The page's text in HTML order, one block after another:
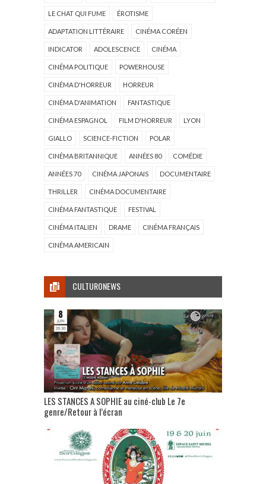
LE CHAT QUI FUME ÉROTISME
ADAPTATION LITTÉRAIRE CINÉMA CORÉEN
INDICATOR ADOLESCENCE CINÉMA
CINÉMA POLITIQUE POWERHOUSE
CINÉMA D'HORREUR HORREUR
CINÉMA D'ANIMATION FANTASTIQUE
CINÉMA ESPAGNOL FILM D'HORREUR LYON
GIALLO SCIENCE-FICTION POLAR
CINÉMA BRITANNIQUE ANNÉES 80 COMÉDIE
ANNÉES 70 CINÉMA JAPONAIS DOCUMENTAIRE
THRILLER CINÉMA DOCUMENTAIRE
CINÉMA FANTASTIQUE FESTIVAL
CINÉMA ITALIEN DRAME CINÉMA FRANÇAIS
CINÉMA AMERICAIN
CULTURONEWS
LES STANCES A SOPHIE au ciné-club Le 7e
genre/Retour à l’écran